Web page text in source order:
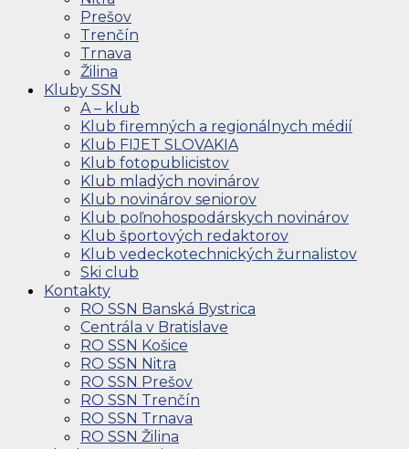
Prešov
Trenčín
Trnava
Žilina
Kluby SSN
A – klub
Klub firemných a regionálnych médií
Klub FIJET SLOVAKIA
Klub fotopublicistov
Klub mladých novinárov
Klub novinárov seniorov
Klub poľnohospodárskych novinárov
Klub športových redaktorov
Klub vedeckotechnických žurnalistov
Ski club
Kontakty
RO SSN Banská Bystrica
Centrála v Bratislave
RO SSN Košice
RO SSN Nitra
RO SSN Prešov
RO SSN Trenčín
RO SSN Trnava
RO SSN Žilina